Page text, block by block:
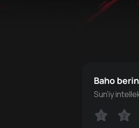
Baho
Sun'iy
1 2
1 2